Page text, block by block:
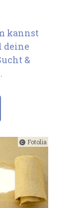
kannst
deine
&
Fotolia